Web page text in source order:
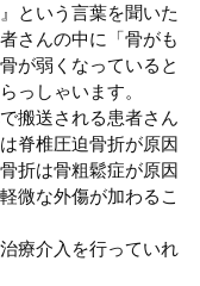
という言葉を聞いた
さんの中に「骨がも
が弱くなっていると
っしゃいます。
搬送される患者さん
脊椎圧迫骨折が原因
折は骨粗鬆症が原因
微な外傷が加わるこ
療介入を行っていれ